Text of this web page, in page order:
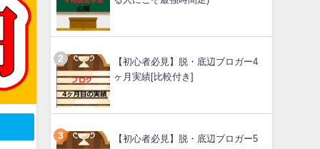
【初心者必見】脱・底辺ブロガー4
ヶ月実績[比較付き]
【初心者必見】脱・底辺ブロガー5